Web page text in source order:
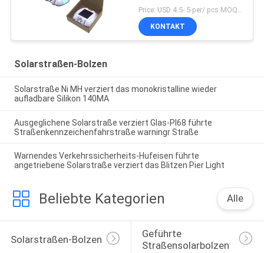
Solar Katzenaugen
Straßenmarkierungen
KONTAKT
Solarstraßen-Bolzen
Solarstraße Ni MH verziert das monokristalline wieder
aufladbare Silikon 140MA
Ausgeglichene Solarstraße verziert Glas-PI68 führte
Straßenkennzeichenfahrstraße warningr Straße
Warnendes Verkehrssicherheits-Hufeisen führte
angetriebene Solarstraße verziert das Blitzen Pier Light
Beliebte Kategorien Alle
Solarstraßen-Bolzen
Geführte
Straßensolarbolzen